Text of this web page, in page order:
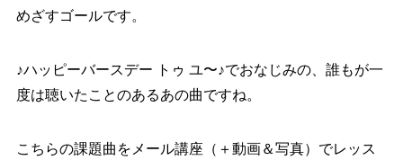
めざすゴールです。
♪ハッピーバースデー トゥ ユ〜♪でおなじみの、誰もが一
度は聴いたことのあるあの曲ですね。
こちらの課題曲をメール講座（＋動画＆写真）でレッス